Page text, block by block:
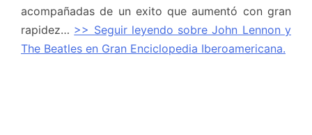
acompañadas de un exito que aumentó con gran
rapidez… >> Seguir leyendo sobre John Lennon y
The Beatles en Gran Enciclopedia Iberoamericana.